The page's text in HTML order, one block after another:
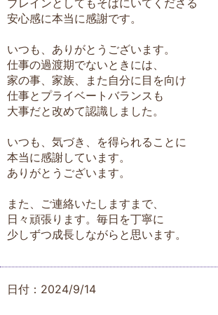
安心感に本当に感謝です。
いつも、ありがとうございます。
仕事の過渡期でないときには、
家の事、家族、また自分に目を向け
仕事とプライベートバランスも
大事だと改めて認識しました。
いつも、気づき、を得られることに
本当に感謝しています。
ありがとうございます。
また、ご連絡いたしますまで、
日々頑張ります。毎日を丁寧に
少しずつ成長しながらと思います。
日付：2024/9/14